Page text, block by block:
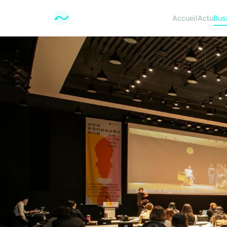
AccueilActu